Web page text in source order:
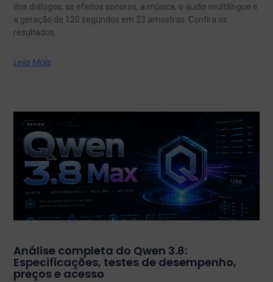
dos diálogos, os efeitos sonoros, a música, o áudio multilíngue e
a geração de 120 segundos em 23 amostras. Confira os
resultados.
Leia Mais
Análise completa do Qwen 3.8:
Especificações, testes de desempenho,
preços e acesso